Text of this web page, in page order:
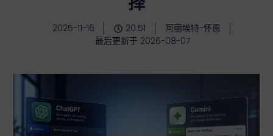
2025-11-16 20:51
阿丽埃特-怀恩
最后更新于 2026-08-07